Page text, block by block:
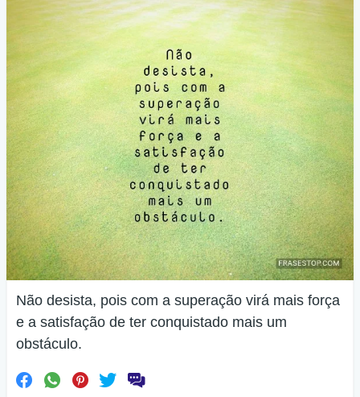
Não desista, pois com a superação virá mais força
e a satisfação de ter conquistado mais um
obstáculo.